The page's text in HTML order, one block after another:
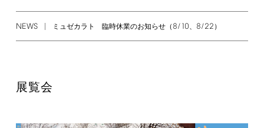
NEWS ミュゼカラト 臨時休業のお知らせ（ 8/10、 8/22 ）
展覧会